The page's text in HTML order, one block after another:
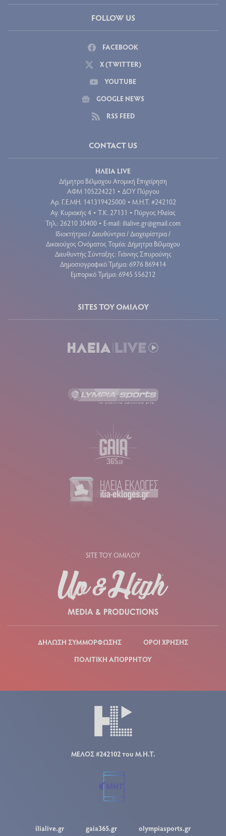
FOLLOW US
FACEBOOK
X (TWITTER)
YOUTUBE
GOOGLE NEWS
RSS FEED
CONTACT US
ΗΛΕΙΑ LIVE
Δήμητρα Βέλμαχου Ατομική Επιχείρηση
ΑΦΜ 105224221 • ΔΟΥ Πύργου
Aρ. Γ.Ε.ΜΗ. 141319425000 • Μ.Η.Τ. #242102
Αγ. Κυριακής 4 • Τ.Κ. 27131 • Πύργος Ηλείας
Τηλ.: 26210 30400 • E-mail: ilialive.gr@gmail.com
Ιδιοκτήτρια / Διευθύντρια / Διαχειρίστρια /
Δικαιούχος Ονόματος Τομέα: Δήμητρα Βέλμαχου
Διευθυντής Σύνταξης: Γιάννης Σπυρούνης
Δημοσιογραφικό Τμήμα: 6976 869414
Εμπορικό Τμήμα: 6945 556212
SITES ΤΟΥ ΟΜΙΛΟΥ
SITE ΤΟΥ ΟΜΙΛΟΥ
ΔΗΛΩΣΗ ΣΥΜΜΟΡΦΩΣΗΣ
ΟΡΟΙ ΧΡΗΣΗΣ
ΠΟΛΙΤΙΚΗ ΑΠΟΡΡΗΤΟΥ
ΜΕΛΟΣ #242102 του Μ.Η.Τ.
ilialive.gr gaia365.gr olympiasports.gr